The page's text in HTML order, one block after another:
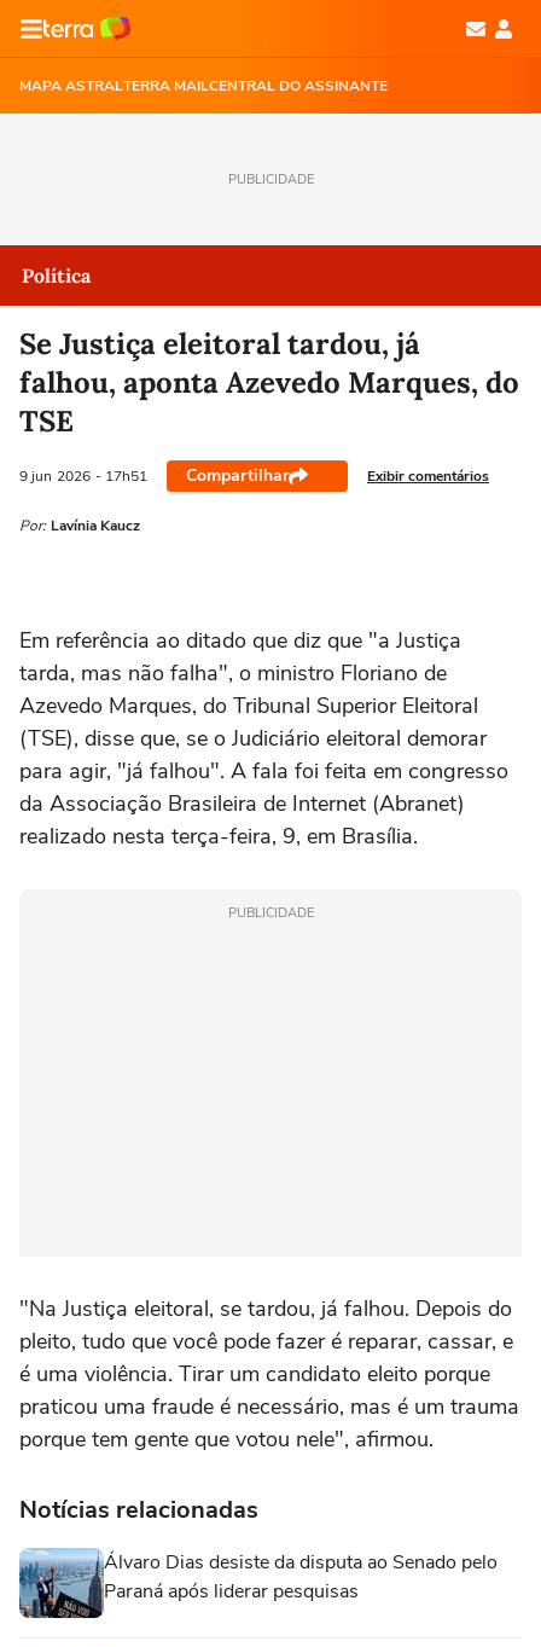
MAPA ASTRALTERRA MAILCENTRAL DO ASSINANTE
PUBLICIDADE
Política
Se Justiça eleitoral tardou, já
falhou, aponta Azevedo Marques, do
TSE
9 jun 2026 - 17h51 Compartilhar Exibir comentários
Por: Lavínia Kaucz
Em referência ao ditado que diz que "a Justiça
tarda, mas não falha", o ministro Floriano de
Azevedo Marques, do Tribunal Superior Eleitoral
(TSE), disse que, se o Judiciário eleitoral demorar
para agir, "já falhou". A fala foi feita em congresso
da Associação Brasileira de Internet (Abranet)
realizado nesta terça-feira, 9, em Brasília.
PUBLICIDADE
"Na Justiça eleitoral, se tardou, já falhou. Depois do
pleito, tudo que você pode fazer é reparar, cassar, e
é uma violência. Tirar um candidato eleito porque
praticou uma fraude é necessário, mas é um trauma
porque tem gente que votou nele", afirmou.
Notícias relacionadas
Álvaro Dias desiste da disputa ao Senado pelo
Paraná após liderar pesquisas